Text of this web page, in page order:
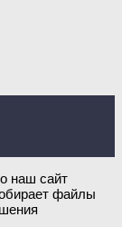
наш сайт
файлы